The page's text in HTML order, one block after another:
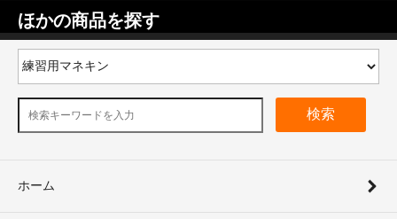
ほかの商品を探す
検索
ホーム